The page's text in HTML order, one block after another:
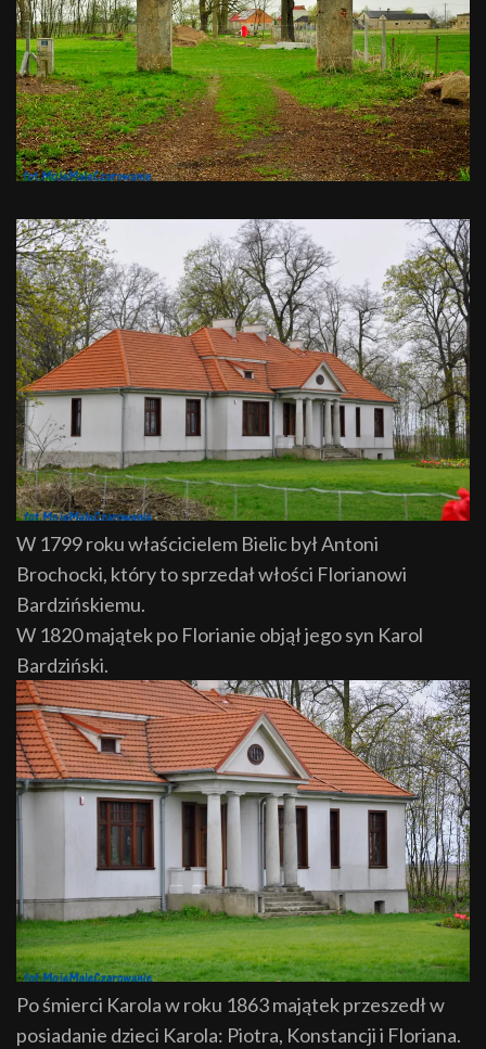
W 1799 roku właścicielem Bielic był Antoni
Brochocki, który to sprzedał włości Florianowi
Bardzińskiemu.
W 1820 majątek po Florianie objął jego syn Karol
Bardziński.
Po śmierci Karola w roku 1863 majątek przeszedł w
posiadanie dzieci Karola: Piotra, Konstancji i Floriana.